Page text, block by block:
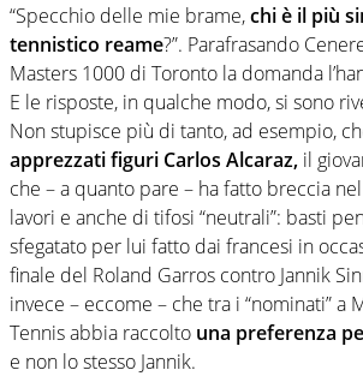
“Specchio delle mie brame,chi è il più
tennistico reame?”. Parafrasando
Masters 1000 di Toronto la domanda
E le risposte, in qualche modo, si sono
Non stupisce più di tanto, ad esempio,
apprezzati figuri Carlos Alcaraz, il
che – a quanto pare – ha fatto breccia
lavori e anche di tifosi “neutrali”: basti
sfegatato per lui fatto dai francesi in
finale del Roland Garros contro Jannik
invece – eccome – che tra i “nominati” a
Tennis abbia raccolto una preferenza
e non lo stesso Jannik.